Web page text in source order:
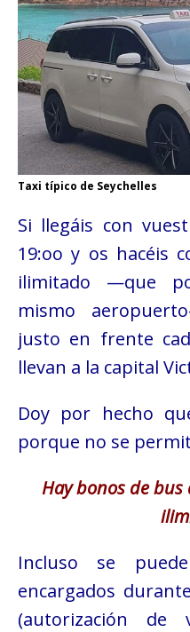
Taxi típico de Seychelles
Si llegáis con
19:oo y os hacéis
ilimitado —que
mismo
justo en frente
llevan a la capital
Doy por hecho
porque no se
Hay bonos de bus
Incluso se
encargados
(autorización